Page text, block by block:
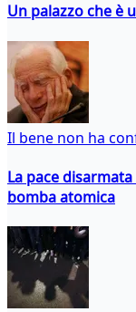
Un palazzo che è
Il bene non ha
La pace
bomba atomica